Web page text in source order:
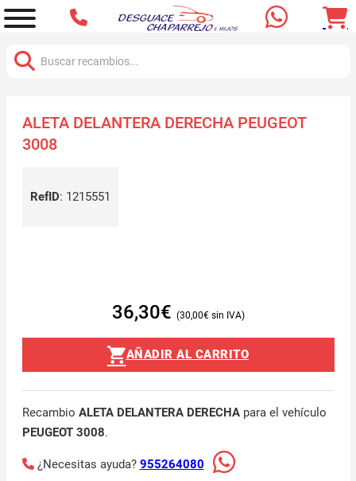
ALETA DELANTERA DERECHA PEUGEOT
3008
RefID: 1215551
36,30€ 30,00€
AÑADIR AL CARRITO
Recambio ALETA DELANTERA DERECHApara el vehículo
PEUGEOT 3008.
¿Necesitas ayuda? 955264080